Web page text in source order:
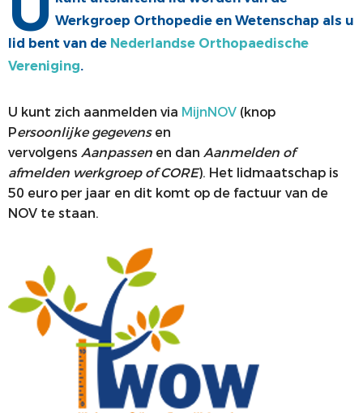
ALV
VACATUREBANK
MEDISCHE INDUSTRIE
GEDRAGSREGELS
Werkgroep Orthopedie en Wetenschap als u
lid bent van de Nederlandse Orthopaedische
Vereniging.
U kunt zich aanmelden via MijnNOV (knop
Persoonlijke gegevensen
vervolgens Aanpassen en dan Aanmelden of
afmelden werkgroep of CORE). Het lidmaatschap is
50 euro per jaar en dit komt op de factuur van de
NOV te staan.